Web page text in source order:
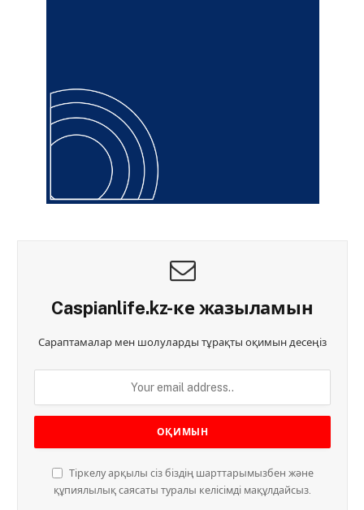
Caspianlife.kz-ке жазыламын
Сараптамалар мен шолуларды тұрақты оқимын десеңіз
Тіркелу арқылы сіз біздің шарттарымызбен және
құпиялылық саясаты туралы келісімді мақұлдайсыз.